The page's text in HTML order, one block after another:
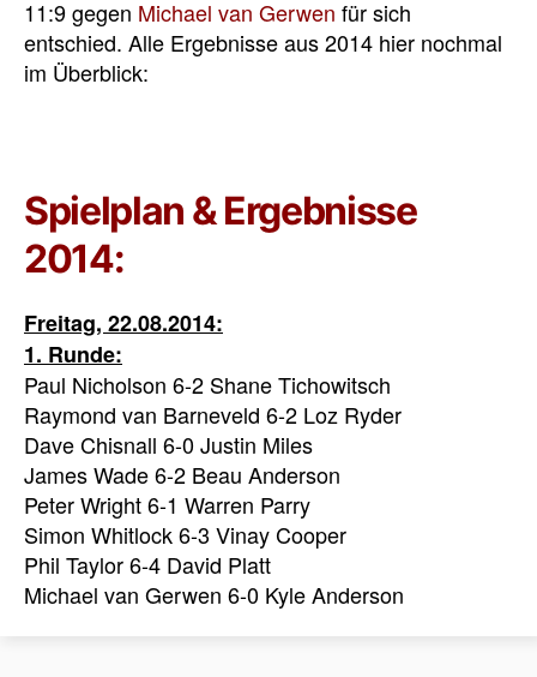
11:9 gegen Michael van Gerwen für sich
entschied. Alle Ergebnisse aus 2014 hier nochmal
im Überblick:
Spielplan & Ergebnisse
2014:
Freitag, 22.08.2014:
1. Runde:
Paul Nicholson 6-2 Shane Tichowitsch
Raymond van Barneveld 6-2 Loz Ryder
Dave Chisnall 6-0 Justin Miles
James Wade 6-2 Beau Anderson
Peter Wright 6-1 Warren Parry
Simon Whitlock 6-3 Vinay Cooper
Phil Taylor 6-4 David Platt
Michael van Gerwen 6-0 Kyle Anderson